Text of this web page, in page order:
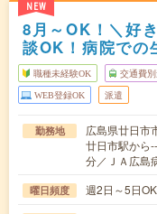
NEW
8月～OK！＼好
談OK！病院での
職種未経験OK 交通費
WEB登録OK 派遣
勤務地
広島県廿日市
廿日市駅から
分／ＪＡ広島
曜日頻度 週2日～5日